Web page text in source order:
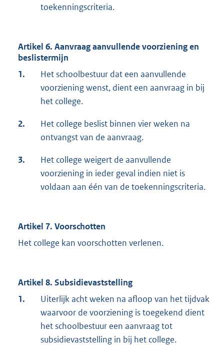
toekenningscriteria.
Artikel 6. Aanvraag aanvullende voorziening en
beslistermijn
1.
Het schoolbestuur dat een aanvullende
voorziening wenst, dient een aanvraag in bij
het college.
2.
Het college beslist binnen vier weken na
ontvangst van de aanvraag.
3.
Het college weigert de aanvullende
voorziening in ieder geval indien niet is
voldaan aan één van de toekenningscriteria.
Artikel 7. Voorschotten
Het college kan voorschotten verlenen.
Artikel 8. Subsidievaststelling
1.
Uiterlijk acht weken na afloop van het tijdvak
waarvoor de voorziening is toegekend dient
het schoolbestuur een aanvraag tot
subsidievaststelling in bij het college.